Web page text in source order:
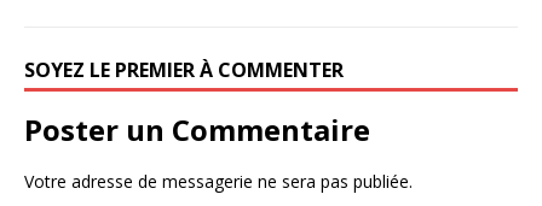
SOYEZ LE PREMIER À COMMENTER
Poster un Commentaire
Votre adresse de messagerie ne sera pas publiée.